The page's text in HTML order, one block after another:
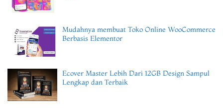
Mudahnya membuat Toko Online WooCommerce
Berbasis Elementor
Ecover Master Lebih Dari 12GB Design Sampul
Lengkap dan Terbaik